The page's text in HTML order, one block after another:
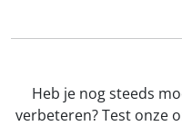
Heb je nog steeds
verbeteren? Test onze